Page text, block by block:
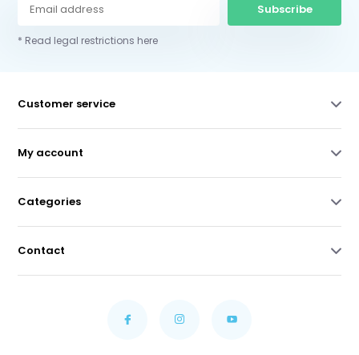
Subscribe
* Read legal restrictions here
Customer service
My account
Categories
Contact